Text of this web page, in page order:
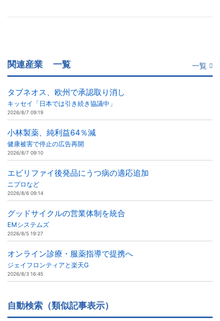
関連産業 一覧 一覧
タブネオス、欧州で承認取り消し
キッセイ「日本では引き続き協議中」
2026/8/7 09:19
小林製薬、純利益64％減
健康被害で停止の広告再開
2026/8/7 09:10
エビリファイ後発品にうつ病の適応追加
ニプロなど
2026/8/6 09:14
グッドサイクルの営業体制を統合
EMシステムズ
2026/8/5 19:27
オンライン診療・服薬指導で提携へ
ジェイフロンティアと楽天G
2026/8/3 16:45
自動検索（類似記事表示）